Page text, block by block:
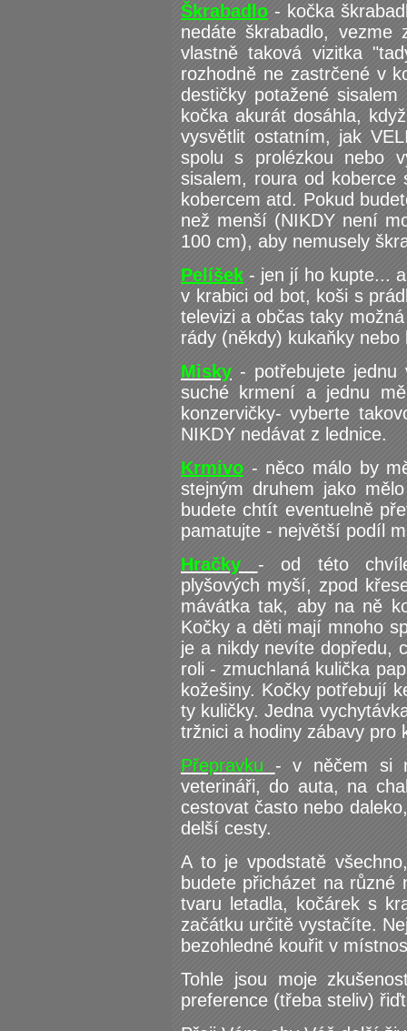
Škrabadlo - kočka
nedáte škrabadlo,
vlastně taková vizitka
rozhodně ne zastrčené v
destičky potažené
kočka akurát dosáhla,
vysvětlit ostatním, jak
spolu s prolézkou nebo
sisalem, roura od koberce
kobercem atd. Pokud
než menší (NIKDY není
100 cm), aby nemusely
Pelíšek - jen jí ho kupte...
v krabici od bot, koši s
televizi a občas taky
rády (někdy) kukaňky
Misky - potřebujete
suché krmení a jednu
konzervičky- vyberte
NIKDY nedávat z lednice.
Krmivo - něco málo by
stejným druhem jako
budete chtít eventuelně
pamatujte - největší podíl
Hračky - od této
plyšových myší, zpod
mávátka tak, aby na ně
Kočky a děti mají mnoho
je a nikdy nevíte dopředu,
roli - zmuchlaná kulička
kožešiny. Kočky potřebují
ty kuličky. Jedna
tržnici a hodiny zábavy pro
Přepravku - v něčem si
veterináři, do auta, na
cestovat často nebo
delší cesty.
A to je vpodstatě
budete přicházet na různé
tvaru letadla, kočárek s
začátku určitě vystačíte.
bezohledné kouřit v
Tohle jsou moje
preference (třeba steliv)